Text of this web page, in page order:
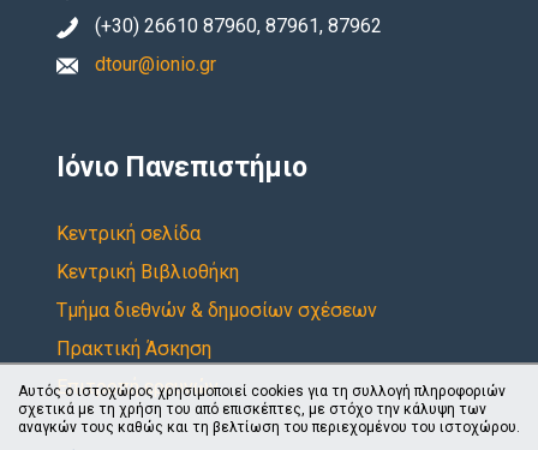
(+30) 26610 87960, 87961, 87962
dtour@ionio.gr
Ιόνιο Πανεπιστήμιο
Κεντρική σελίδα
Κεντρική Βιβλιοθήκη
Τμήμα διεθνών & δημοσίων σχέσεων
Πρακτική Άσκηση
Επιτροπή ερευνών
Αυτός ο ιστοχώρος χρησιμοποιεί cookies για τη συλλογή πληροφοριών
σχετικά με τη χρήση του από επισκέπτες, με στόχο την κάλυψη των
αναγκών τους καθώς και τη βελτίωση του περιεχομένου του ιστοχώρου.